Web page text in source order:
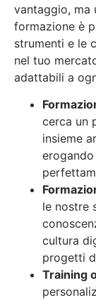
vantaggio, ma
formazione è
strumenti e le
nel tuo
adattabili a
cerca un
insieme
le nostre
cultura
progetti
Training